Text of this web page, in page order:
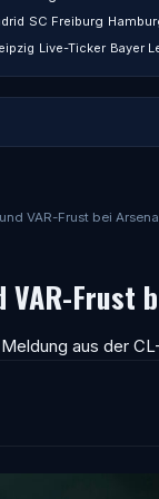
VAR-Frust bei
VAR-Frust
aus der
SC Freiburg
Live-Ticker Bayer